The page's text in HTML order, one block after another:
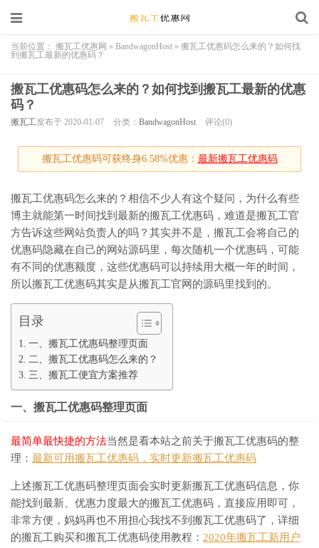
当前位置： 搬瓦工优惠网 » BandwagonHost » 搬瓦工优惠码怎么来的？如何找
到搬瓦工最新的优惠码？
搬瓦工优惠码怎么来的？如何找到搬瓦工最新的优惠
码？
搬瓦工发布于 2020-01-07 分类： BandwagonHost 评论(0)
搬瓦工优惠码可获终身6.58%优惠： 最新搬瓦工优惠码
搬瓦工优惠码怎么来的？相信不少人有这个疑问，为什么有些
博主就能第一时间找到最新的搬瓦工优惠码，难道是搬瓦工官
方告诉这些网站负责人的吗？其实并不是，搬瓦工会将自己的
优惠码隐藏在自己的网站源码里，每次随机一个优惠码，可能
有不同的优惠额度，这些优惠码可以持续用大概一年的时间，
所以搬瓦工优惠码其实是从搬瓦工官网的源码里找到的。
目录
一、搬瓦工优惠码整理页面
二、搬瓦工优惠码怎么来的？
三、搬瓦工便宜方案推荐
一、搬瓦工优惠码整理页面
最简单最快捷的方法当然是看本站之前关于搬瓦工优惠码的整
理： 最新可用搬瓦工优惠码，实时更新搬瓦工优惠码
上述搬瓦工优惠码整理页面会实时更新搬瓦工优惠码信息，你
能找到最新、优惠力度最大的搬瓦工优惠码，直接应用即可，
非常方便，妈妈再也不用担心我找不到搬瓦工优惠码了，详细
的搬瓦工购买和搬瓦工优惠码使用教程： 2020年搬瓦工新用户